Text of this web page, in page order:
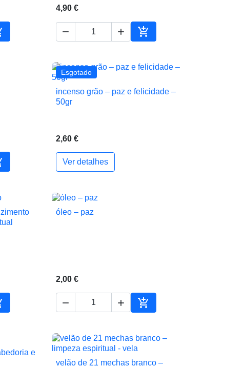
ao carrinho
4,90 €
  
Adicionar ao carrinho
ao carrinho
Esgotado
 Vista rápida
incenso grão – paz e felicidade –
50gr
2,60 €
Ver detalhes
ao carrinho

óleo – paz
2,00 €
  
Adicionar ao carrinho
e
velão de 21 mechas branco –